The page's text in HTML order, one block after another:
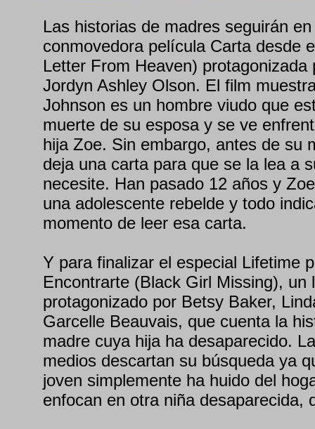
Las historias de madres seguirán
conmovedora película Carta desde
Letter From Heaven)
Jordyn Ashley Olson. El film
Johnson es un hombre viudo que
muerte de su esposa y se ve
hija Zoe. Sin embargo, antes de su
deja una carta para que se la lea a
necesite. Han pasado 12 años y
una adolescente rebelde y todo
momento de leer esa carta.
Y para finalizar el especial Lifetime
Encontrarte (Black Girl Missing), un
protagonizado por Betsy Baker,
Garcelle Beauvais, que cuenta la
madre cuya hija ha desaparecido.
medios descartan su búsqueda ya
joven simplemente ha huido del
enfocan en otra niña desaparecida,